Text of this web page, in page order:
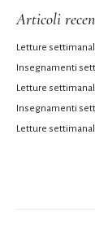
Articoli
Letture
Insegnamenti
Letture
Insegnamenti
Letture